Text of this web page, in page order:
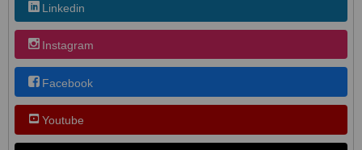
Linkedin
Instagram
Facebook
Youtube